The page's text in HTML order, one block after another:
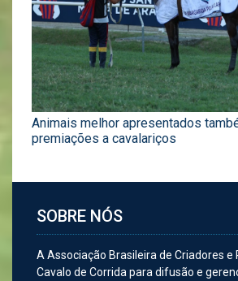
Animais melhor apresentados
premiações a cavalariços
SOBRE NÓS
A Associação Brasileira de Criadores e
Cavalo de Corrida para difusão e